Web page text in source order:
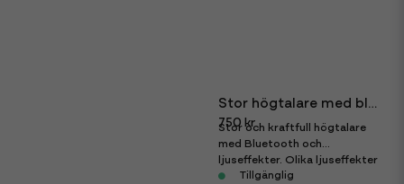
Stor högtalare med bluetooth
750 kr
Stor och kraftfull högtalare
med Bluetooth och
ljuseffekter. Olika ljuseffekter
och ingångar.
Tillgänglig